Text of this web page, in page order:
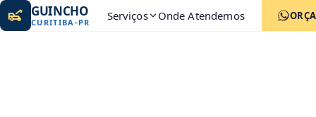
GUINCHO
CURITIBA-PR Serviços Onde Atendemos